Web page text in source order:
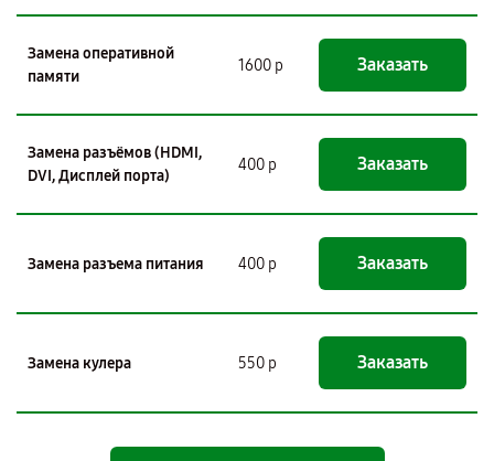
Замена оперативной
памяти
1600 р Заказать
Замена разъёмов (HDMI,
DVI, Дисплей порта)
400 р Заказать
Замена разъема питания 400 р Заказать
Замена кулера 550 р Заказать